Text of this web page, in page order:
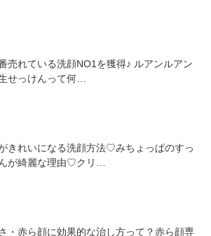
売れている洗顔NO1を獲得♪ ルアンルアン
せっけんって何…
きれいになる洗顔方法♡みちょっぱのすっ
が綺麗な理由♡クリ…
・赤ら顔に効果的な治し方って？赤ら顔専